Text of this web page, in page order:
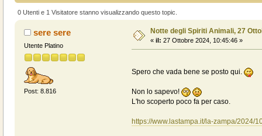
0 Utenti e 1 Visitatore stanno visualizzando questo topic.
sere sere
Utente Platino
Post: 8.816
Notte degli Spiriti Animali, 27
« il: 27 Ottobre 2024, 10:45:46 »
Spero che vada bene se posto qui.
Non lo sapevo!
L'ho scoperto poco fa per caso.
https://www.lastampa.it/la-zampa/2024/